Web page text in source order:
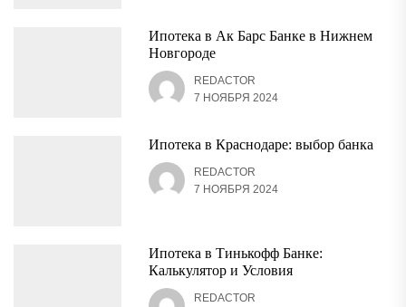
Ипотека в Ак Барс Банке в Нижнем
Новгороде
REDACTOR
7 НОЯБРЯ 2024
Ипотека в Краснодаре: выбор банка
REDACTOR
7 НОЯБРЯ 2024
Ипотека в Тинькофф Банке:
Калькулятор и Условия
REDACTOR